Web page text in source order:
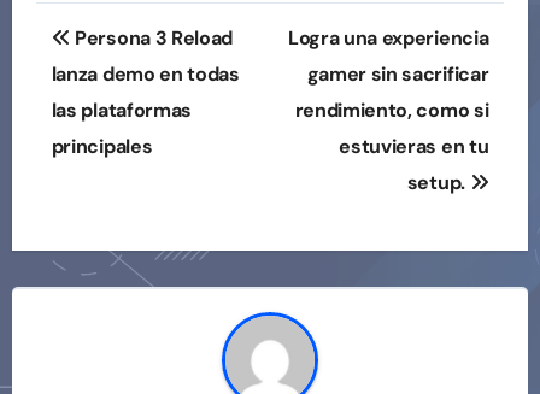
Navegación
de
entradas
Persona 3 Reload
lanza demo en todas
las plataformas
principales
Logra una experiencia
gamer sin sacrificar
rendimiento, como si
estuvieras en tu
setup.